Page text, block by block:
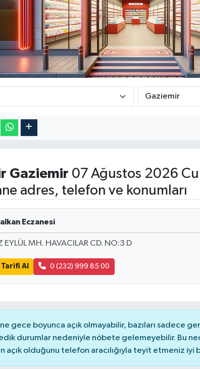
Gaziemir 07 Ağustos 2026
adres, telefon ve konumları
Eczanesi
EYLÜL MH. HAVACILAR CD. NO:3 D
Tarifi Al 0 (232) 999 85 00
gece boyunca açık olmayabilir, bazıları sadece
durumlar nedeniyle nöbete gelemeyebilir. Bu
açık olduğunu telefon aracılığıyla teyit etmeniz iyi